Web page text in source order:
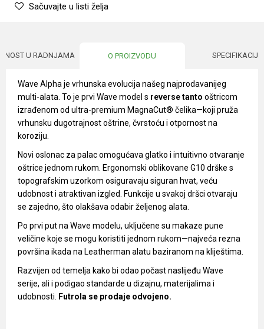
Sačuvajte u listi želja
U RADNJAMA O PROIZVODU SPECIFIKACIJA
Wave Alpha je vrhunska evolucija našeg najprodavanijeg
multi-alata. To je prvi Wave model s reverse tanto oštricom
izrađenom od ultra-premium MagnaCut® čelika—koji pruža
vrhunsku dugotrajnost oštrine, čvrstoću i otpornost na
koroziju.
Novi oslonac za palac omogućava glatko i intuitivno otvaranje
oštrice jednom rukom. Ergonomski oblikovane G10 drške s
topografskim uzorkom osiguravaju siguran hvat, veću
udobnost i atraktivan izgled. Funkcije u svakoj dršci otvaraju
se zajedno, što olakšava odabir željenog alata.
Po prvi put na Wave modelu, uključene su makaze pune
veličine koje se mogu koristiti jednom rukom—najveća rezna
površina ikada na Leatherman alatu baziranom na kliještima.
Razvijen od temelja kako bi odao počast naslijeđu Wave
serije, ali i podigao standarde u dizajnu, materijalima i
udobnosti.
Futrola se prodaje odvojeno.